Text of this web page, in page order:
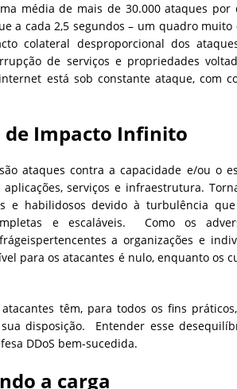
média de mais de 30.000 ataques
a cada 2,5 segundos – um quadro
colateral desproporcional dos
de serviços e propriedades
está sob constante ataque, com
Impacto Infinito
ataques contra a capacidade e/ou o
serviços e infraestrutura.
e habilidosos devido à turbulência
e escaláveis. Como os
a organizações e
para os atacantes é nulo, enquanto os
atacantes têm, para todos os fins
disposição. Entender esse
DDoS bem-sucedida.
a carga